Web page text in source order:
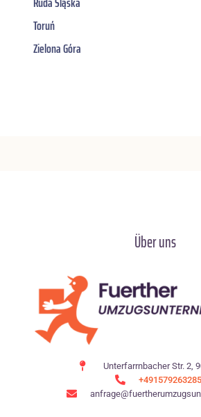
Toruń
Zielona Góra
Über uns
Unterfarrnbacher Str. 2,